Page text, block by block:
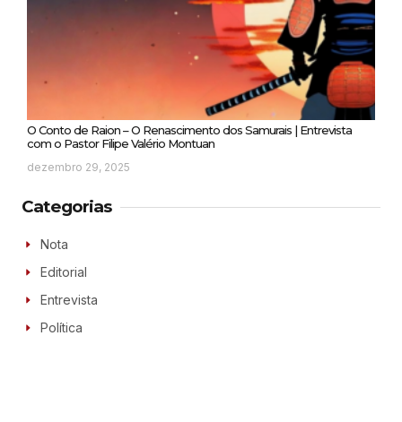
O Conto de Raion – O Renascimento dos Samurais | Entrevista
com o Pastor Filipe Valério Montuan
dezembro 29, 2025
Categorias
Nota
Editorial
Entrevista
Política